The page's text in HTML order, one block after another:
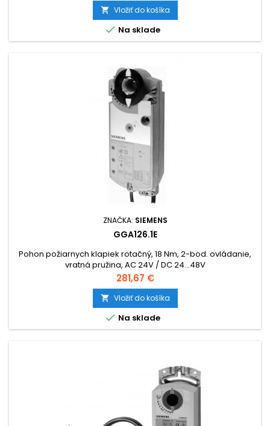
 Vložiť do košíka
 Na sklade
ZNAČKA: SIEMENS
GGA126.1E
Pohon požiarnych klapiek rotačný, 18 Nm, 2-bod. ovládanie,
vratná pružina, AC 24V / DC 24...48V
Cena
281,67 €
 Vložiť do košíka
 Na sklade